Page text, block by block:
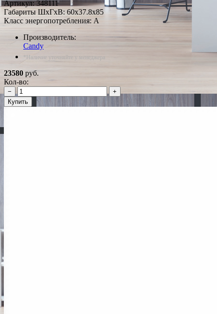
Артикул:348111
Габариты ШxГxВ: 60x37.8x85
Класс энергопотребления: A
Производитель:
Candy
*Наличие уточняйте у менеджера
23580 руб.
Кол-во:
−
+
Купить